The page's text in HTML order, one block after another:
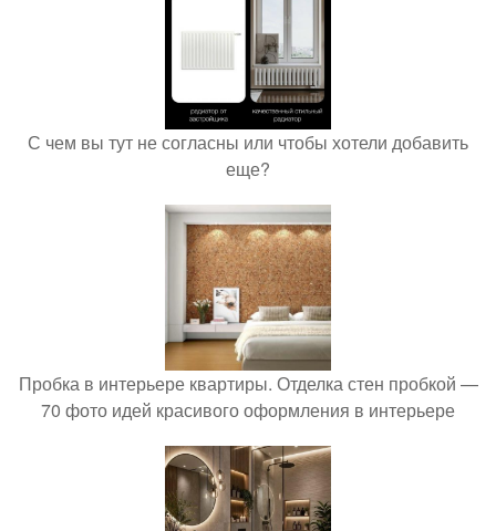
С чем вы тут не согласны или чтобы хотели добавить
еще?
Пробка в интерьере квартиры. Отделка стен пробкой —
70 фото идей красивого оформления в интерьере